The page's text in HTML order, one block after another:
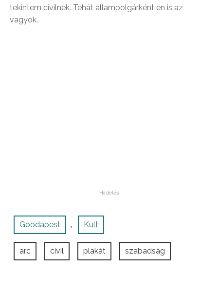
tekintem civilnek. Tehát állampolgárként én is az
vagyok.
Goodapest , Kult
arc civil plakát szabadság